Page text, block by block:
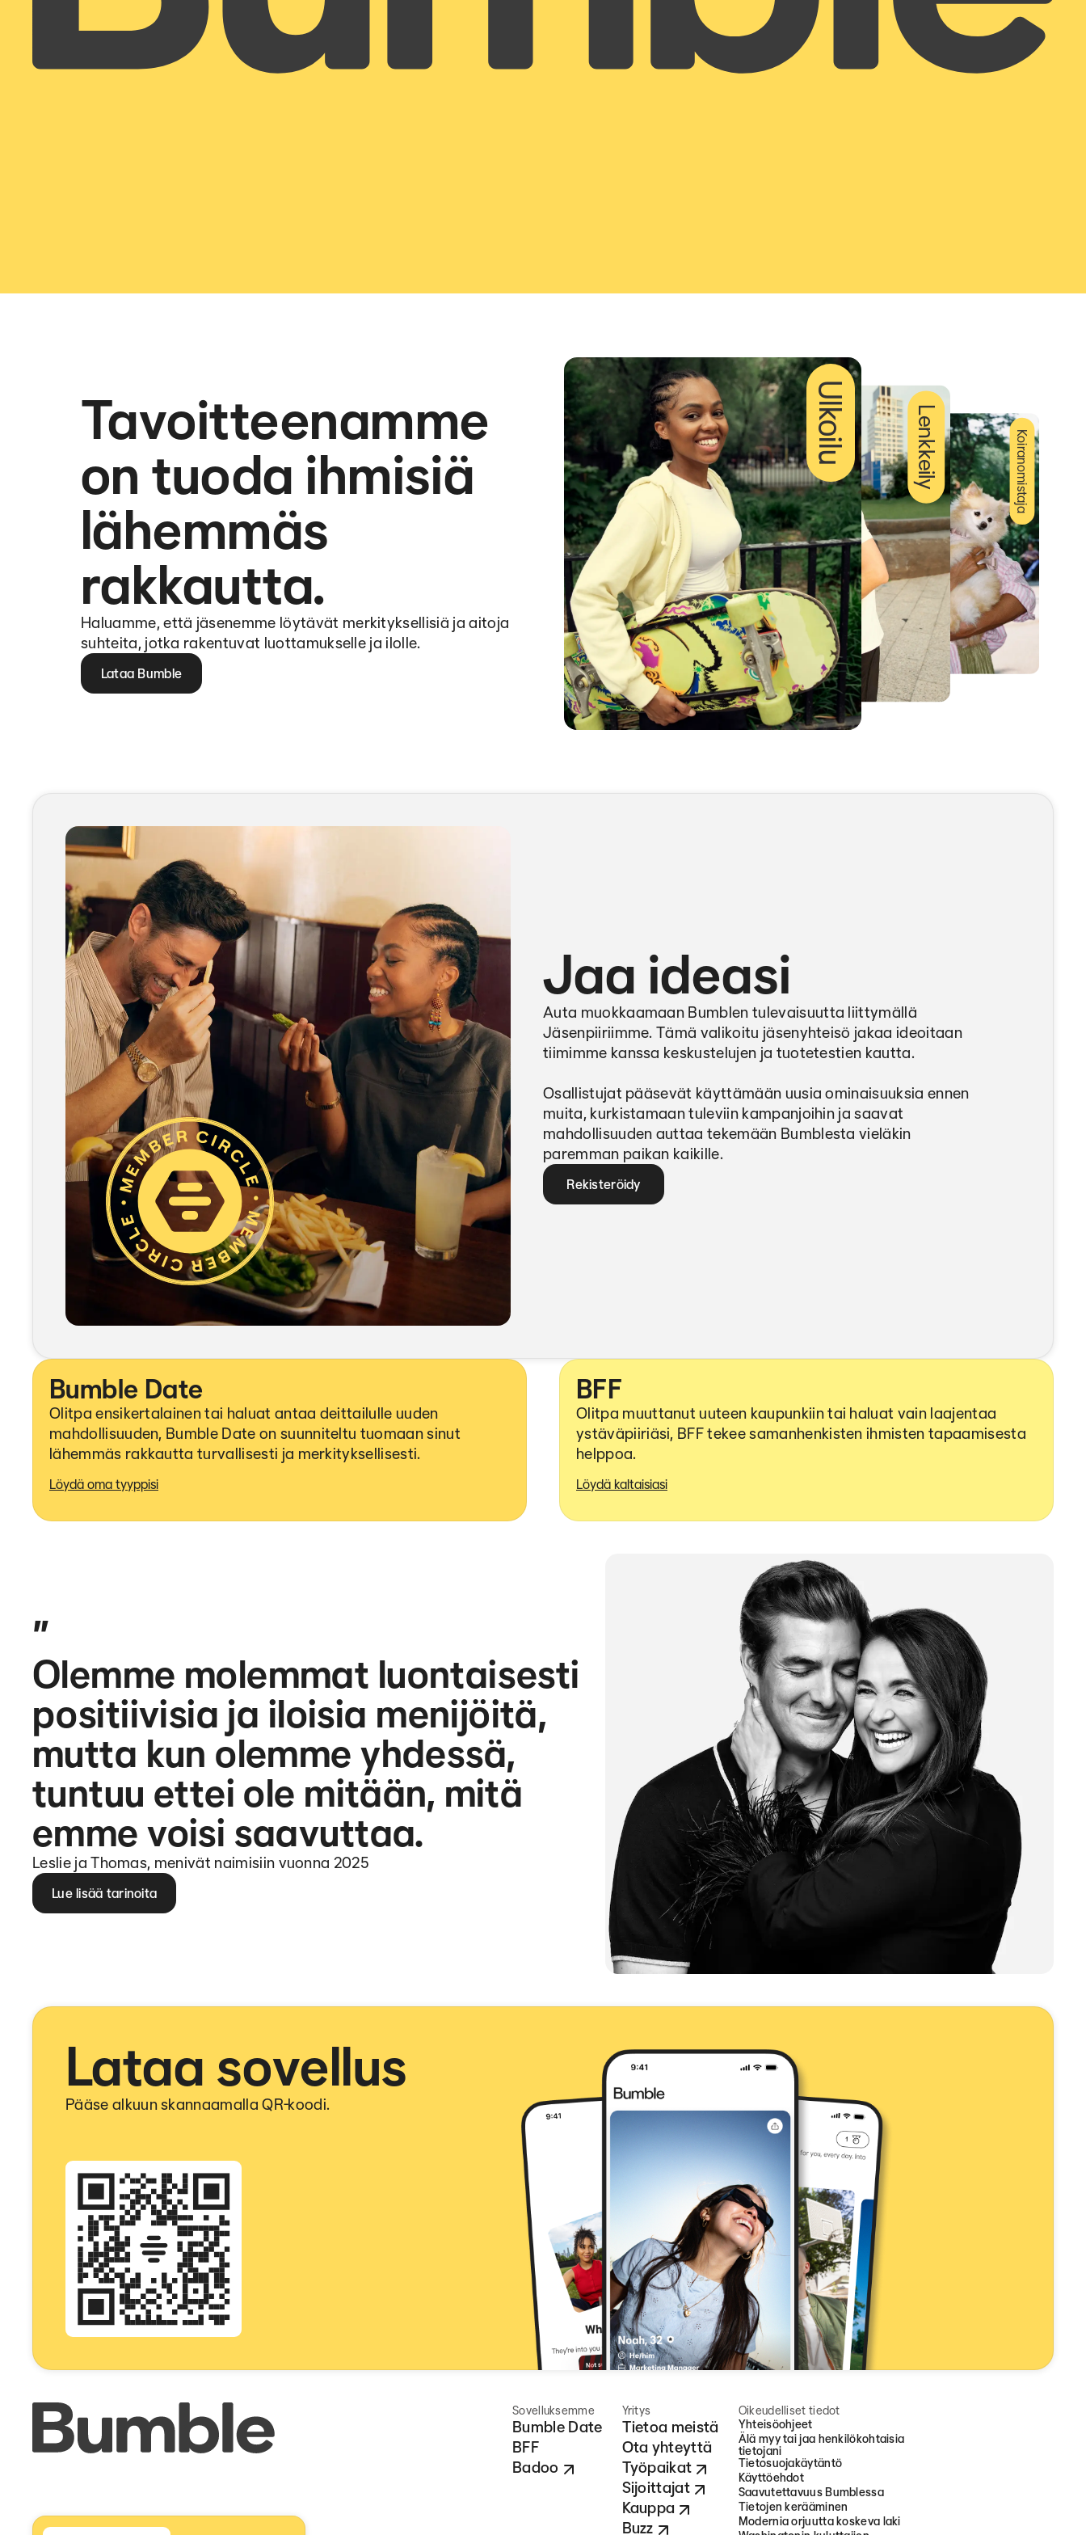
Tavoitteenamme
on tuoda ihmisiä
lähemmäs
rakkautta.
Haluamme, että jäsenemme löytävät merkityksellisiä ja aitoja
suhteita, jotka rakentuvat luottamukselle ja ilolle.
Lataa Bumble
Ulkoilu Lenkkeily Koiranomistaja
Jaa ideasi
Auta muokkaamaan Bumblen tulevaisuutta liittymällä
Jäsenpiiriimme. Tämä valikoitu jäsenyhteisö jakaa ideoitaan
tiimimme kanssa keskustelujen ja tuotetestien kautta.
Osallistujat pääsevät käyttämään uusia ominaisuuksia ennen
muita, kurkistamaan tuleviin kampanjoihin ja saavat
mahdollisuuden auttaa tekemään Bumblesta vieläkin
paremman paikan kaikille.
Rekisteröidy
Bumble Date
Olitpa ensikertalainen tai haluat antaa deittailulle uuden
mahdollisuuden, Bumble Date on suunniteltu tuomaan sinut
lähemmäs rakkautta turvallisesti ja merkityksellisesti.
Löydä oma tyyppisi
BFF
Olitpa muuttanut uuteen kaupunkiin tai haluat vain laajentaa
ystäväpiiriäsi, BFF tekee samanhenkisten ihmisten tapaamisesta
helppoa.
Löydä kaltaisiasi
”
Olemme molemmat luontaisesti
positiivisia ja iloisia menijöitä,
mutta kun olemme yhdessä,
tuntuu ettei ole mitään, mitä
emme voisi saavuttaa.
Leslie ja Thomas, menivät naimisiin vuonna 2025
Lue lisää tarinoita
Lataa sovellus
Pääse alkuun skannaamalla QR-koodi.
Sovelluksemme
Bumble Date
BFF
Badoo
Yritys
Tietoa meistä
Ota yhteyttä
Työpaikat
Sijoittajat
Kauppa
Buzz
Oikeudelliset tiedot
Yhteisöohjeet
Älä myy tai jaa henkilökohtaisia
tietojani
Tietosuojakäytäntö
Käyttöehdot
Saavutettavuus Bumblessa
Tietojen kerääminen
Modernia orjuutta koskeva laki